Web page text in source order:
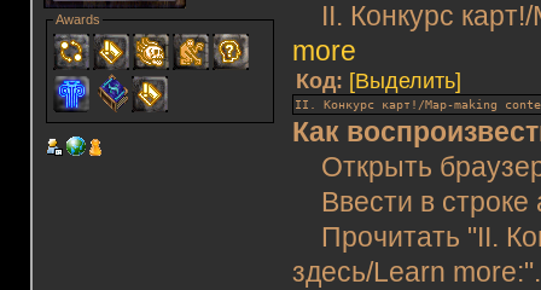
Awards
II. Конкурс
more
Код: [Выделить]
II. Конкурс карт!/Map-making
Как
Открыть
Ввести в строке
Прочитать "II.
здесь/Learn more:".